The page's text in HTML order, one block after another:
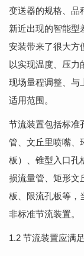
变送器的规格、品
新近出现的智能型
安装带来了很大方
以实现温度、压力
现场量程调整、与
适用范围。
节流装置包括标准
管、文丘里喷嘴、
板）、锥型入口孔
损流量管、矩形文
板、限流孔板等，
非标准节流装置。
1.2 节流装置应满